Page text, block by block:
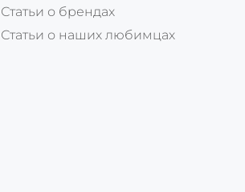
Статьи о брендах
Статьи о наших любимцах